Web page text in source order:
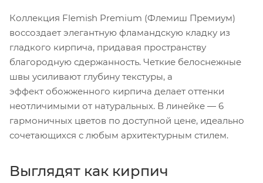
Коллекция Flemish Premium (Флемиш Премиум)
воссоздает элегантную фламандскую кладку из
гладкого кирпича, придавая пространству
благородную сдержанность. Четкие белоснежные
швы усиливают глубину текстуры, а
эффект обожженного кирпича делает оттенки
неотличимыми от натуральных. В линейке — 6
гармоничных цветов по доступной цене, идеально
сочетающихся с любым архитектурным стилем.
Выглядят как кирпич